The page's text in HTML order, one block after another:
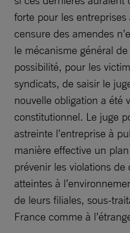
forte pour les
censure des amendes
le mécanisme général
possibilité, pour les
syndicats, de saisir le
nouvelle obligation a été
constitutionnel. Le juge
astreinte l’entreprise à
manière effective un
prévenir les violations
atteintes à
de leurs filiales, sous-
France comme à